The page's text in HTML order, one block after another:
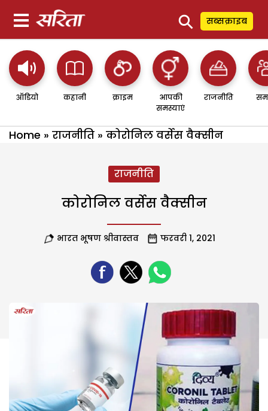
⚲ सब्सक्राइब
ऑडियो कहानी क्राइम
आपकी
समस्याएं
राजनीति
Home » राजनीति » कोरोनिल वर्सेस वैक्सीन
राजनीति
कोरोनिल वर्सेस वैक्सीन
भारत भूषण श्रीवास्तव फरवरी 1, 2021